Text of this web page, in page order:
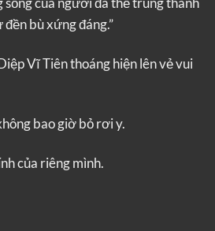
bù xứng đáng.”
Vĩ Tiên thoáng hiện lên vẻ vui
bao giờ bỏ rơi y.
của riêng mình.